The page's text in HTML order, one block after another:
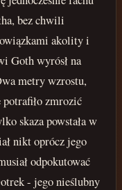
bez chwili
akolity i
Goth wyrósł na
metry wzrostu,
zmrozić
skaza powstała w
nikt oprócz jego
odpokutować
- jego nieślubny